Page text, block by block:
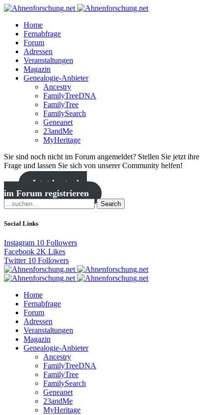
Home
Fernabfrage
Forum
Adressen
Veranstaltungen
Magazin
Genealogie-Anbieter
Ancestry
FamilyTreeDNA
FamilyTree
FamilySearch
Geneanet
23andMe
MyHeritage
Sie sind noch nicht im Forum angemeldet? Stellen Sie jetzt ihre
Frage und lassen Sie sich von unserer Community helfen!
Jetzt kostenlos
im Forum registrieren
Search
Social Links
Instagram 10 Followers
Facebook 2K Likes
Twitter 10 Followers
Home
Fernabfrage
Forum
Adressen
Veranstaltungen
Magazin
Genealogie-Anbieter
Ancestry
FamilyTreeDNA
FamilyTree
FamilySearch
Geneanet
23andMe
MyHeritage